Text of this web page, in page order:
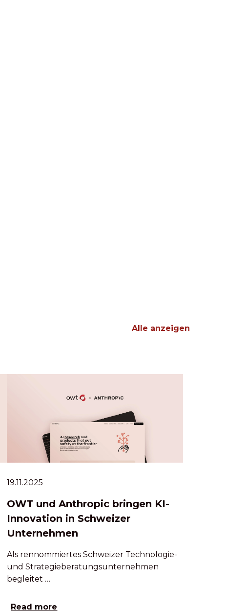
Alle anzeigen
19.11.2025
OWT und Anthropic bringen KI-
Innovation in Schweizer
Unternehmen
Als rennommiertes Schweizer Technologie-
und Strategieberatungsunternehmen
begleitet …
Read more